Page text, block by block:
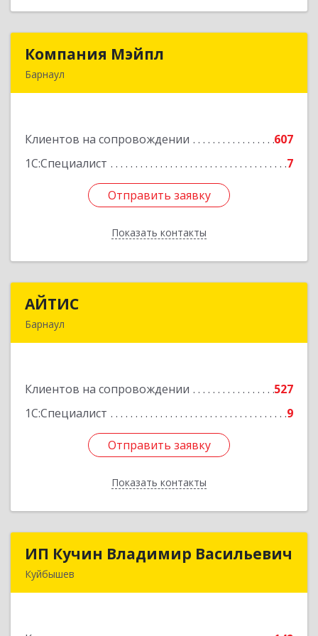
Компания Мэйпл
Барнаул
Клиентов на сопровождении
607
1С:Специалист
7
Отправить заявку
Показать контакты
Компания Мэйпл
Подробнее
Отправить заявку
Назад
АЙТИС
Барнаул
Клиентов на сопровождении
527
1С:Специалист
9
Отправить заявку
Показать контакты
Подробнее
Отправить заявку
Назад
ИП Кучин Владимир Васильевич
Куйбышев
ИП Кучин Владимир Васильевич